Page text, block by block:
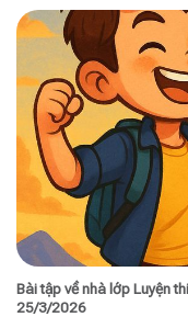
Bài tập về nhà lớp Luyện
25/3/2026